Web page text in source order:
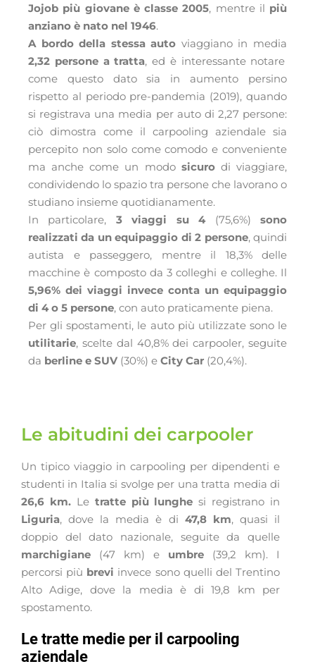
Jojob più giovane è classe 2005, mentre il più
anziano è nato nel 1946.
A bordo della stessa auto viaggiano in media
2,32 persone a tratta, ed è interessante notare
come questo dato sia in aumento persino
rispetto al periodo pre-pandemia (2019), quando
si registrava una media per auto di 2,27 persone:
ciò dimostra come il carpooling aziendale sia
percepito non solo come comodo e conveniente
ma anche come un modo sicuro di viaggiare,
condividendo lo spazio tra persone che lavorano o
studiano insieme quotidianamente.
In particolare, 3 viaggi su 4(75,6%)sono
realizzati da un equipaggio di 2 persone, quindi
autista e passeggero, mentre il 18,3% delle
macchine è composto da 3 colleghi e colleghe. Il
5,96% dei viaggi invece conta un equipaggio
di 4 o 5 persone, con auto praticamente piena.
Per gli spostamenti, le auto più utilizzate sono le
utilitarie, scelte dal 40,8% dei carpooler, seguite
da berline e SUV (30%) e City Car (20,4%).
Le abitudini dei carpooler
Un tipico viaggio in carpooling per dipendenti e
studenti in Italia si svolge per una tratta media di
26,6 km.Le tratte più lunghe si registrano in
Liguria, dove la media è di 47,8 km, quasi il
doppio del dato nazionale, seguite da quelle
marchigiane (47 km) e umbre (39,2 km). I
percorsi più brevi invece sono quelli del Trentino
Alto Adige, dove la media è di 19,8 km per
spostamento.